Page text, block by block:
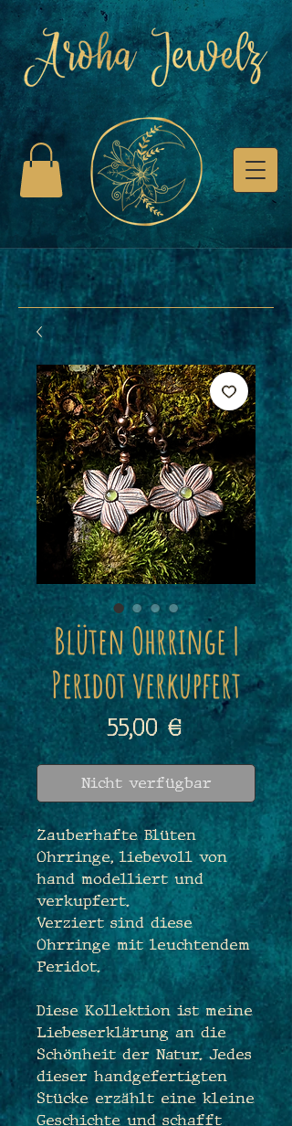
Blüten Ohrringe |
Peridot verkupfert
55,00 €Preis
Nicht verfügbar
Zauberhafte Blüten
Ohrringe, liebevoll von
hand modelliert und
verkupfert.
Verziert sind diese
Ohrringe mit leuchtendem
Peridot.
Diese Kollektion ist meine
Liebeserklärung an die
Schönheit der Natur. Jedes
dieser handgefertigten
Stücke erzählt eine kleine
Geschichte und schafft